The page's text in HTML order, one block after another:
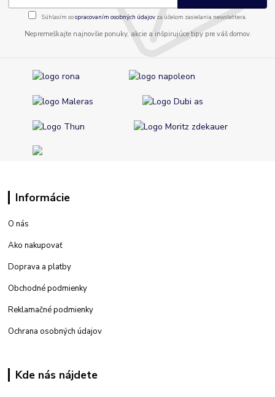
Súhlasím sospracovaním osobných údajov za účelom zasielania newslettera.
Nepremeškajte najnovšie ponuky, akcie a inšpirujúce tipy pre váš domov.
Informácie
O nás
Ako nakupovať
Doprava a platby
Obchodné podmienky
Reklamačné podmienky
Ochrana osobných údajov
Kde nás nájdete